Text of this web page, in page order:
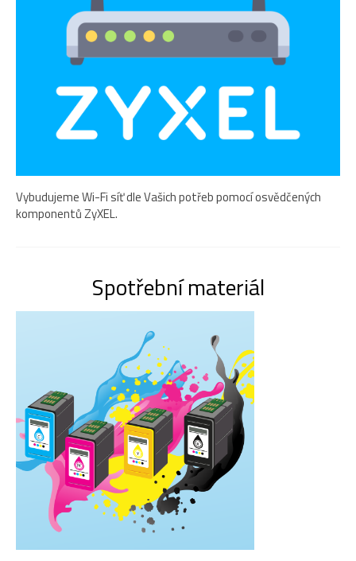
Vybudujeme Wi-Fi síť dle Vašich potřeb pomocí osvědčených
komponentů ZyXEL.
Spotřební materiál